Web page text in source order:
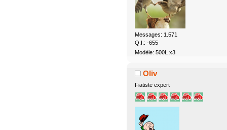
Messages: 1.571
Q.I.: -655
Modèle: 500L x3
Oliv
Fiatiste expert